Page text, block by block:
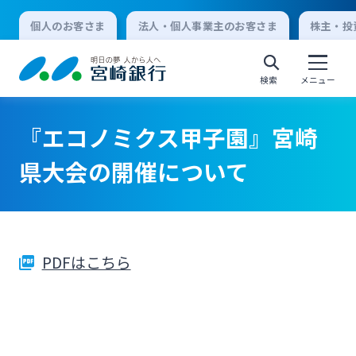
個人のお客さま 法人・個人事業主のお客さま 株主・
検索 メニュー
個人向けインターネットバンキング
ログオン
法人向けインターネットバンキング
『エコノミクス甲子園』宮崎
県大会の開催について
PDFはこちら